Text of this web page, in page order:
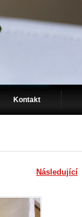
Kontakt
Následující